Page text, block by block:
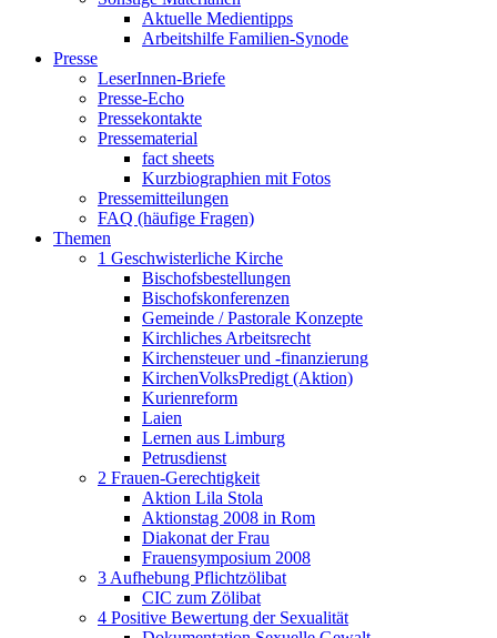
Aktuelle Medientipps
Arbeitshilfe Familien-Synode
Presse
LeserInnen-Briefe
Presse-Echo
Pressekontakte
Pressematerial
fact sheets
Kurzbiographien mit Fotos
Pressemitteilungen
FAQ (häufige Fragen)
Themen
1 Geschwisterliche Kirche
Bischofsbestellungen
Bischofskonferenzen
Gemeinde / Pastorale Konzepte
Kirchliches Arbeitsrecht
Kirchensteuer und -finanzierung
KirchenVolksPredigt (Aktion)
Kurienreform
Laien
Lernen aus Limburg
Petrusdienst
2 Frauen-Gerechtigkeit
Aktion Lila Stola
Aktionstag 2008 in Rom
Diakonat der Frau
Frauensymposium 2008
3 Aufhebung Pflichtzölibat
CIC zum Zölibat
4 Positive Bewertung der Sexualität